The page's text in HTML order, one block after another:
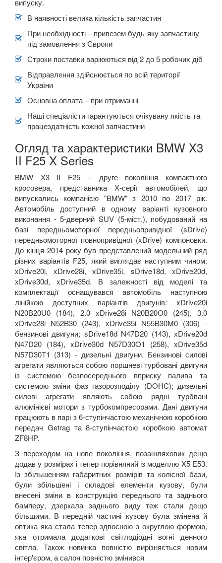
випуску.
В наявності велика кількість запчастин
При необхідності – привезем будь-яку запчастину
під замовлення з Європи
Строки поставки варіюються від 2 до 5 робочих діб
Відправлення здійснюється по всій території
України
Основна оплата – при отриманні
Наші спеціалісти гарантуються очікувану якість та
працездатність кожної запчастини
Огляд та характеристики BMW X3
II F25 X Series
BMW X3 II F25 – друге покоління компактного
кросовера, представника Х-серії автомобілей, що
випускались компанією "BMW" з 2010 по 2017 рік.
Автомобіль доступний в одному варіанті кузовного
виконання - 5-дверний SUV (5-міст.), побудований на
базі передньомоторної передньопривідної (sDrive)
передньомоторної повнопривідної (xDrive) компоновки.
До кінця 2014 року був представлений модельний ряд
різних варіантів F25, який виглядає наступним чином:
xDrive20i, xDrive28i, xDrive35i, sDrive18d, xDrive20d,
xDrive30d, xDrive35d. В залежності від моделі та
комплектації оснащувався автомобіль наступною
лінійкою доступних варіантів двигунів: xDrive20i
N20B20U0 (184), 2.0 xDrive28i N20B20O0 (245), 3.0
xDrive28i N52B30 (243), xDrive35i N55B30M0 (306) -
бензинові двигуни; sDrive18d N47D20 (143), xDrive20d
N47D20 (184), xDrive30d N57D30O1 (258), xDrive35d
N57D30T1 (313) - дизельні двигуни. Бензинові силові
агрегати являються собою поршневі турбовані двигуни
із системою безпосереднього вприску палива та
системою зміни фаз газорозподілу (DOHC); дизельні
силові агрегати являють собою рядні турбвані
алюмінієві мотори з турбокомпресорами. Дані двигуни
працюють в парі з 6-ступінчастою механічною коробкою
передач Getrag та 8-ступінчастою коробкою автомат
ZF8HP.
З переходом на нове покоління, позашляховик дещо
додав у розмірах і тепер порівняний із моделлю X5 E53.
Із збільшенням габаритних розмірів та колісної бази,
були збільшені і складові елементи кузову, були
внесені зміни в конструкцію переднього та заднього
бамперу, дзеркала заднього виду теж стали дещо
більшими. В передній частині кузову була змінена й
оптика яка стала тепер здвоєною з округлою формою,
яка отримала додаткові світлодіодні вогні денного
світла. Також новинка повністю вирізняється новим
інтер'єром, а салон повністю змінився